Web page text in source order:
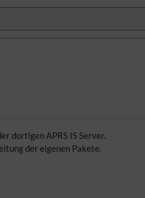
dortigen APRS IS Server.
der eigenen Pakete.